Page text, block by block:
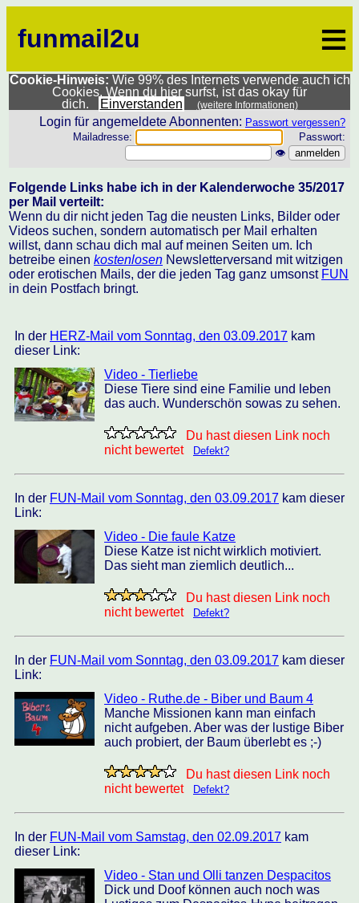
funmail2u ≡
Cookie-Hinweis: Wie 99% des Internets verwende auch ich
Cookies. Wenn du hier surfst, ist das okay für
dich.
Einverstanden (weitere Informationen)
Login für angemeldete Abonnenten: Passwort vergessen?
Mailadresse:
Passwort:
👁
Folgende Links habe ich in der Kalenderwoche 35/2017
per Mail verteilt:
Wenn du dir nicht jeden Tag die neusten Links, Bilder oder
Videos suchen, sondern automatisch per Mail erhalten
willst, dann schau dich mal auf meinen Seiten um. Ich
betreibe einen kostenlosen Newsletterversand mit witzigen
oder erotischen Mails, der die jeden Tag ganz umsonst FUN
in dein Postfach bringt.
In der HERZ-Mail vom Sonntag, den 03.09.2017 kam
dieser Link:
Video - Tierliebe
Diese Tiere sind eine Familie und leben
das auch. Wunderschön sowas zu sehen.
Du hast diesen Link noch
nicht bewertet
Defekt?
In der FUN-Mail vom Sonntag, den 03.09.2017 kam dieser
Link:
Video - Die faule Katze
Diese Katze ist nicht wirklich motiviert.
Das sieht man ziemlich deutlich...
Du hast diesen Link noch
nicht bewertet
Defekt?
In der FUN-Mail vom Sonntag, den 03.09.2017 kam dieser
Link:
Video - Ruthe.de - Biber und Baum 4
Manche Missionen kann man einfach
nicht aufgeben. Aber was der lustige Biber
auch probiert, der Baum überlebt es ;-)
Du hast diesen Link noch
nicht bewertet
Defekt?
In der FUN-Mail vom Samstag, den 02.09.2017 kam
dieser Link:
Video - Stan und Olli tanzen Despacitos
Dick und Doof können auch noch was